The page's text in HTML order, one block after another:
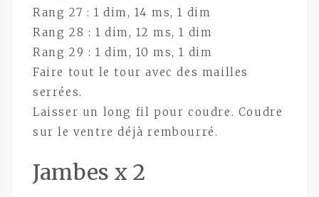
Rang 27 : 1 dim, 14 ms, 1 dim
Rang 28 : 1 dim, 12 ms, 1 dim
Rang 29 : 1 dim, 10 ms, 1 dim
Faire tout le tour avec des mailles
serrées.
Laisser un long fil pour coudre. Coudre
sur le ventre déjà rembourré.
Jambes x 2